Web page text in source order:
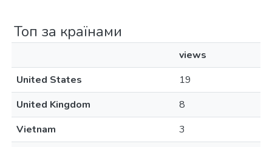
Топ за країнами
views
United States
19
United Kingdom
8
Vietnam
3